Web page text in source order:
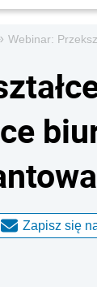
Webinar:
Zapisz się